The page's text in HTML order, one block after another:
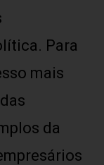
Para
mais
da